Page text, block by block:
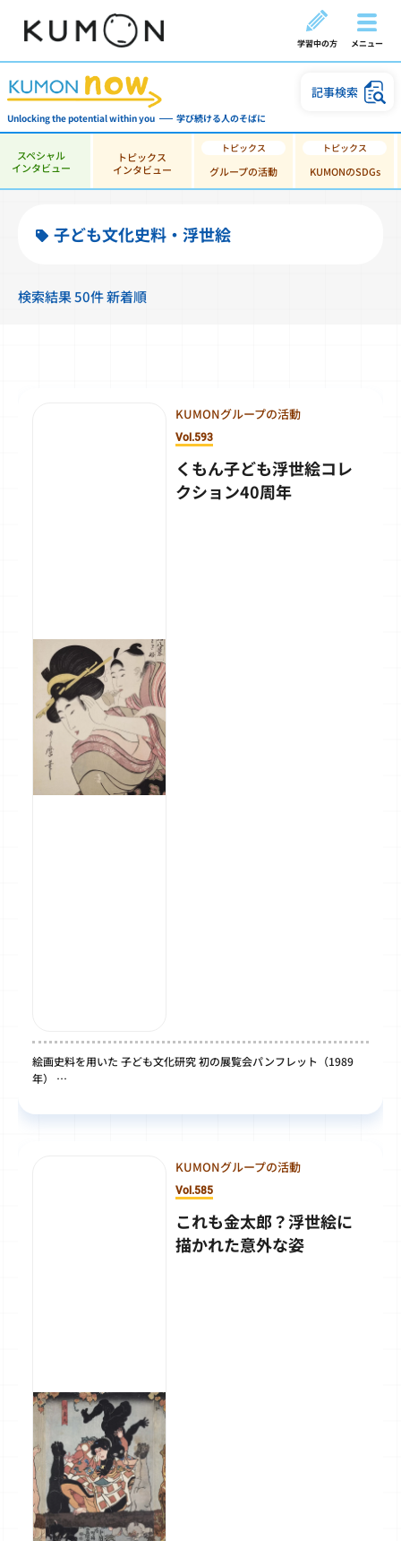
学習中の方 メニュー
Unlocking the potential within you 学び続ける人のそばに
記事検索
スペシャル
インタビュー
トピックス
インタビュー
グループの活動 KUMONのSDGs
子ども文化史料・浮世絵
検索結果 50件 新着順
KUMONグループの活動
Vol.593
くもん子ども浮世絵コレ
クション40周年
絵画史料を用いた 子ども文化研究 初の展覧会パンフレット（1989
年） …
KUMONグループの活動
Vol.585
これも金太郎？浮世絵に
描かれた意外な姿